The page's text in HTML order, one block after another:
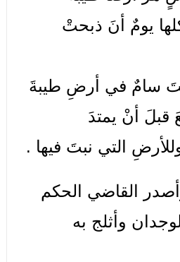
يومٌ أنَ ذبحتْ
سامٌ في أرضِ طيبةَ
قبلَ أنْ يمتدَ
التي نبتَ فيها .
القاضي الحكم
وأثلج به